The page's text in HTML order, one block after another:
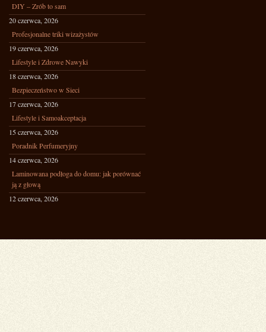
DIY – Zrób to sam
20 czerwca, 2026
Profesjonalne triki wizażystów
19 czerwca, 2026
Lifestyle i Zdrowe Nawyki
18 czerwca, 2026
Bezpieczeństwo w Sieci
17 czerwca, 2026
Lifestyle i Samoakceptacja
15 czerwca, 2026
Poradnik Perfumeryjny
14 czerwca, 2026
Laminowana podłoga do domu: jak porównać
ją z głową
12 czerwca, 2026